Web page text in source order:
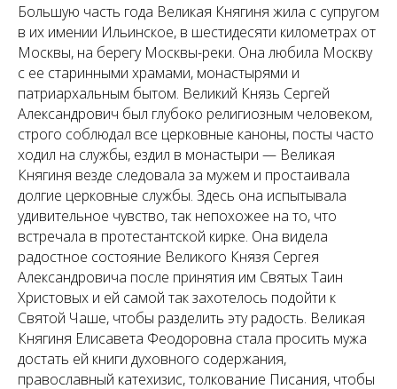
Большую часть года Великая Княгиня жила с супругом
в их имении Ильинское, в шестидесяти километрах от
Москвы, на берегу Москвы-реки. Она любила Москву
с ее старинными храмами, монастырями и
патриархальным бытом. Великий Князь Сергей
Александрович был глубоко религиозным человеком,
строго соблюдал все церковные каноны, посты часто
ходил на службы, ездил в монастыри — Великая
Княгиня везде следовала за мужем и простаивала
долгие церковные службы. Здесь она испытывала
удивительное чувство, так непохожее на то, что
встречала в протестантской кирке. Она видела
радостное состояние Великого Князя Сергея
Александровича после принятия им Святых Таин
Христовых и ей самой так захотелось подойти к
Святой Чаше, чтобы разделить эту радость. Великая
Княгиня Елисавета Феодоровна стала просить мужа
достать ей книги духовного содержания,
православный катехизис, толкование Писания, чтобы